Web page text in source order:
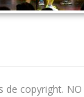
copyright.